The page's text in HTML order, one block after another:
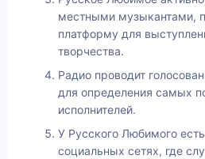
местными музыкантами,
платформу для
творчества.
Радио проводит
для определения самых
исполнителей.
У Русского Любимого
социальных сетях, где